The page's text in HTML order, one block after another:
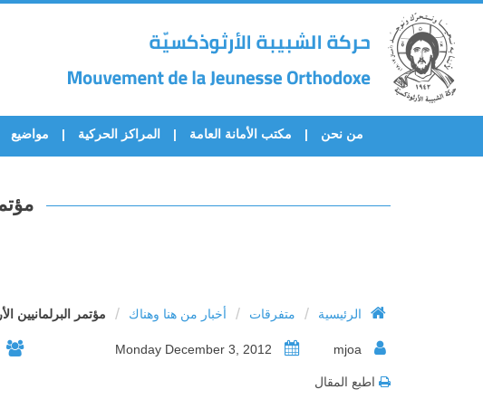
من نحن مكتب الأمانة العامة المراكز الحركية مواضيع
الرئيسية / متفرقات / أخبار من هنا وهناك / مؤتمر
اطبع المقال